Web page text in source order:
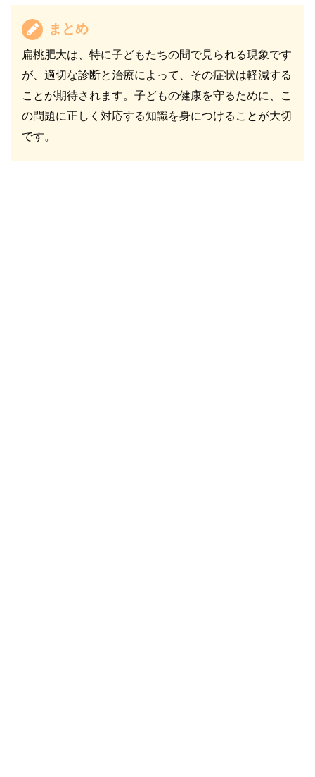
まとめ
扁桃肥大は、特に子どもたちの間で見られる現象です
が、適切な診断と治療によって、その症状は軽減する
ことが期待されます。子どもの健康を守るために、こ
の問題に正しく対応する知識を身につけることが大切
です。